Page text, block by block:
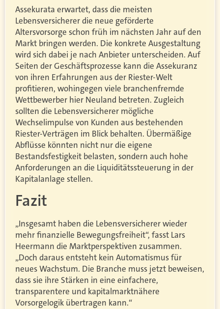
Assekurata erwartet, dass die meisten
Lebensversicherer die neue geförderte
Altersvorsorge schon früh im nächsten Jahr auf den
Markt bringen werden. Die konkrete Ausgestaltung
wird sich dabei je nach Anbieter unterscheiden. Auf
Seiten der Geschäftsprozesse kann die Assekuranz
von ihren Erfahrungen aus der Riester-Welt
profitieren, wohingegen viele branchenfremde
Wettbewerber hier Neuland betreten. Zugleich
sollten die Lebensversicherer mögliche
Wechselimpulse von Kunden aus bestehenden
Riester-Verträgen im Blick behalten. Übermäßige
Abflüsse könnten nicht nur die eigene
Bestandsfestigkeit belasten, sondern auch hohe
Anforderungen an die Liquiditätssteuerung in der
Kapitalanlage stellen.
Fazit
„Insgesamt haben die Lebensversicherer wieder
mehr finanzielle Bewegungsfreiheit“, fasst Lars
Heermann die Marktperspektiven zusammen.
„Doch daraus entsteht kein Automatismus für
neues Wachstum. Die Branche muss jetzt beweisen,
dass sie ihre Stärken in eine einfachere,
transparentere und kapitalmarktnähere
Vorsorgelogik übertragen kann.“